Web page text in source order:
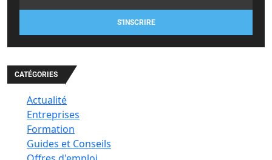
S'INSCRIRE
CATÉGORIES
Actualité
Entreprises
Formation
Guides et Conseils